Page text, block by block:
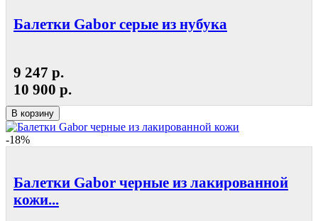
Балетки Gabor серые из нубука
9 247 р.
10 900 р.
В корзину
-18%
Балетки Gabor черные из лакированной
кожи...